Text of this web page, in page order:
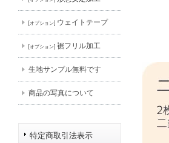
[オプション] ウェイトテープ
[オプション] 裾フリル加工
生地サンプル無料です
商品の写真について
特定商取引法表示